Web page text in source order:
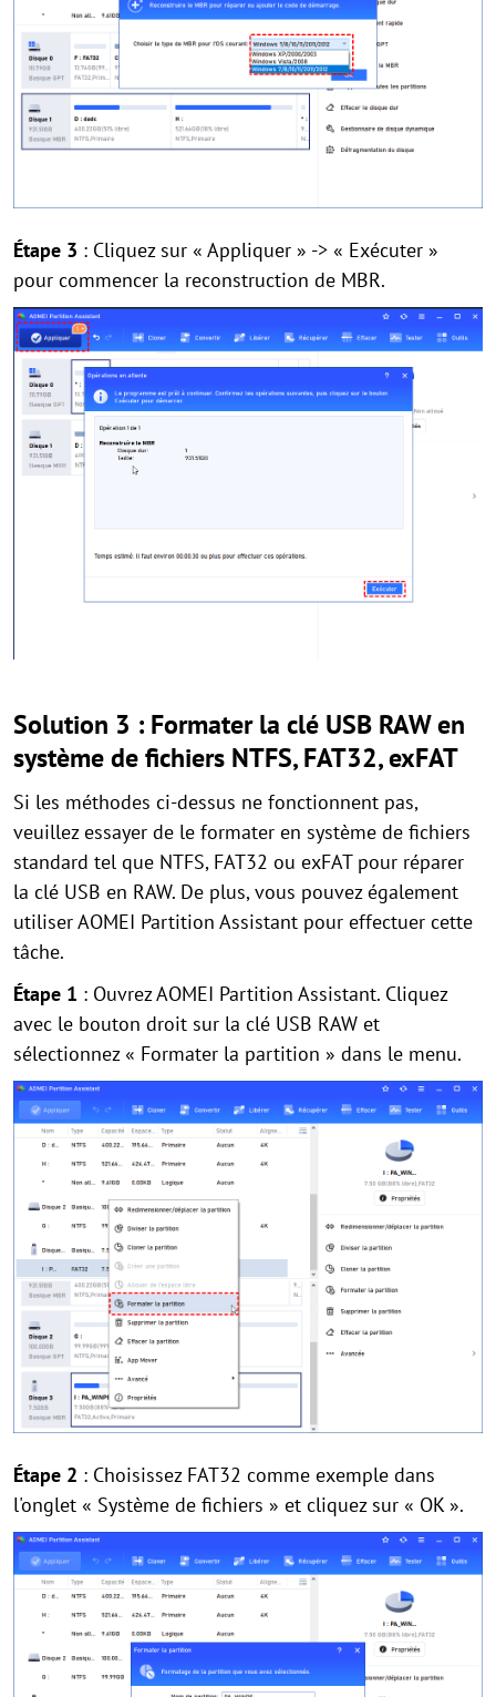
Étape 3 : Cliquez sur « Appliquer » -> « Exécuter »
pour commencer la reconstruction de MBR.
Solution 3 : Formater la clé USB RAW en
système de fichiers NTFS, FAT32, exFAT
Si les méthodes ci-dessus ne fonctionnent pas,
veuillez essayer de le formater en système de fichiers
standard tel que NTFS, FAT32 ou exFAT pour réparer
la clé USB en RAW. De plus, vous pouvez également
utiliser AOMEI Partition Assistant pour effectuer cette
tâche.
Étape 1 : Ouvrez AOMEI Partition Assistant. Cliquez
avec le bouton droit sur la clé USB RAW et
sélectionnez « Formater la partition » dans le menu.
Étape 2 : Choisissez FAT32 comme exemple dans
l'onglet « Système de fichiers » et cliquez sur « OK ».